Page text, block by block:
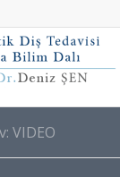
VIDEO